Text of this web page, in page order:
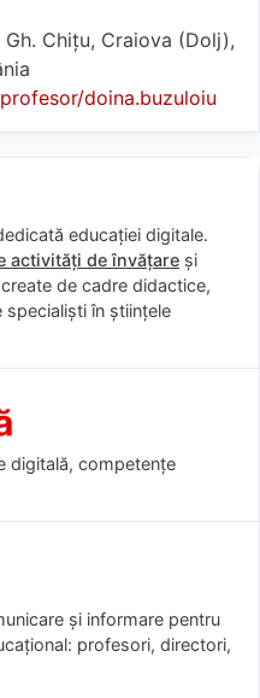
Chițu, Craiova (Dolj),
doina.buzuloiu
educației digitale.
activități de învățare și
create de cadre didactice,
specialiști în științele
digitală, competențe
și informare pentru
profesori, directori,